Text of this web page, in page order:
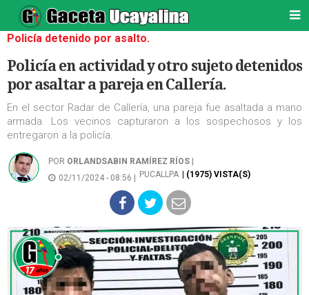
Policía detenido por asalto.
Policía en actividad y otro sujeto detenidos
por asaltar a pareja en Callería.
En el sector Radar de Callería, una pareja fue asaltada a mano
armada. Los vecinos capturaron a los sospechosos y los
entregaron a la policía.
POR ORLANDSABIN RAMÍREZ RÍOS
02/11/2024 - 08:56 |
PUCALLPA | (1975) VISTA(S)